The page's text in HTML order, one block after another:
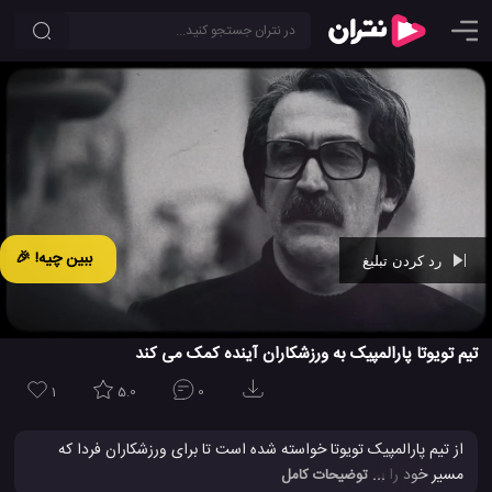
ببین چیه! 🎉
00:29
تیم تویوتا پارالمپیک به ورزشکاران آینده کمک می کند
1 5.0 0
از تیم پارالمپیک تویوتا خواسته شده است تا برای ورزشکاران فردا که
مسیر خود را برای رسیدن به بازی های پارالمپیک می‌سازند، نکات و
... توضیحات کامل